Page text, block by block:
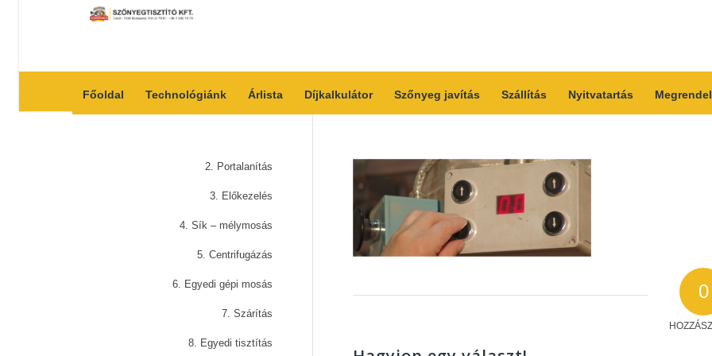
Főoldal Technológiánk Árlista Díjkalkulátor Szőnyeg javítás Szállítás Nyitvatartás
0
2. Portalanítás
3. Előkezelés
4. Sík – mélymosás
5. Centrifugázás
6. Egyedi gépi mosás
7. Szárítás
8. Egyedi tisztítás